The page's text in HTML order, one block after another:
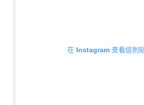
在 Instagram 查看這則